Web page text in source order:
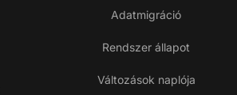
Adatmigráció
Rendszer állapot
Változások naplója